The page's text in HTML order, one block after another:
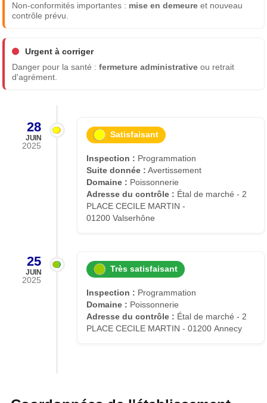
Non-conformités importantes : mise en demeure et nouveau
contrôle prévu.
Urgent à corriger
Danger pour la santé :fermeture administrative ou retrait
d'agrément.
28
JUIN
2025
Satisfaisant
Inspection : Programmation
Suite donnée : Avertissement
Domaine : Poissonnerie
Adresse du contrôle : Étal de marché - 2
PLACE CECILE MARTIN -
01200 Valserhône
25
JUIN
2025
Très satisfaisant
Inspection : Programmation
Domaine : Poissonnerie
Adresse du contrôle : Étal de marché - 2
PLACE CECILE MARTIN - 01200 Annecy